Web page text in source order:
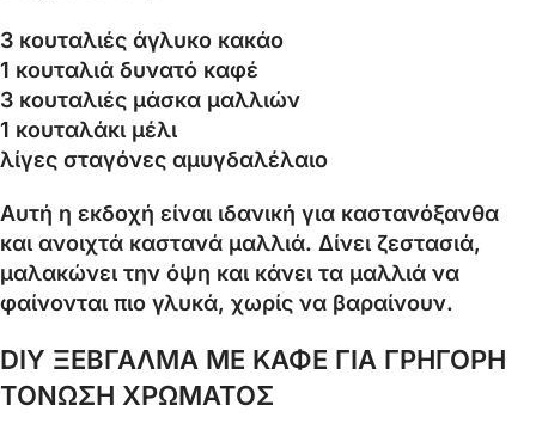
3 κουταλιές άγλυκο κακάο
1 κουταλιά δυνατό καφέ
3 κουταλιές μάσκα μαλλιών
1 κουταλάκι μέλι
λίγες σταγόνες αμυγδαλέλαιο
Αυτή η εκδοχή είναι ιδανική για καστανόξανθα
και ανοιχτά καστανά μαλλιά. Δίνει ζεστασιά,
μαλακώνει την όψη και κάνει τα μαλλιά να
φαίνονται πιο γλυκά, χωρίς να βαραίνουν.
DIY ΞΕΒΓΑΛΜΑ ΜΕ ΚΑΦΕ ΓΙΑ ΓΡΗΓΟΡΗ
ΤΟΝΩΣΗ ΧΡΩΜΑΤΟΣ